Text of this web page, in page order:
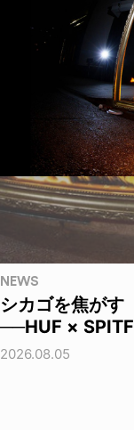
NEWS
シカゴを焦がす
──HUF ×
2026.08.05